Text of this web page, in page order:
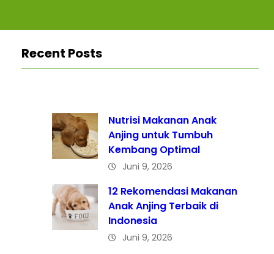
Recent Posts
Nutrisi Makanan Anak
Anjing untuk Tumbuh
Kembang Optimal
Juni 9, 2026
12 Rekomendasi Makanan
Anak Anjing Terbaik di
Indonesia
Juni 9, 2026